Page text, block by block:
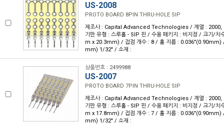
US-2008
PROTO BOARD 8PIN THRU-HOLE SIP
제조사 : Capital Advanced Technologies / 계열 : 2000,
기판 유형 : 스루홀 - SIP 핀 / 수용 패키지 : 비지정 / 크기/
m x 20.3mm) / 접점 개수 : 8 / 홀 지름 : 0.036"(0.90mm)
mm) 1/32" / 소재 :
상품번호 : 2499988
US-2007
PROTO BOARD 7PIN THRU-HOLE SIP
제조사 : Capital Advanced Technologies / 계열 : 2000,
기판 유형 : 스루홀 - SIP 핀 / 수용 패키지 : 비지정 / 크기/
m x 17.8mm) / 접점 개수 : 7 / 홀 지름 : 0.036"(0.90mm)
mm) 1/32" / 소재 :